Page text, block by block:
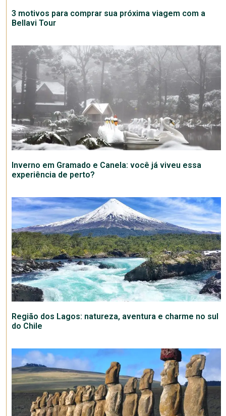
3 motivos para comprar sua próxima viagem com a
Bellavi Tour
Inverno em Gramado e Canela: você já viveu essa
experiência de perto?
Região dos Lagos: natureza, aventura e charme no sul
do Chile